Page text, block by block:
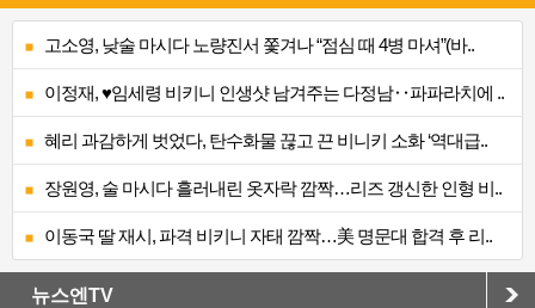
고소영, 낮술 마시다 노량진서 쫓겨나 “점심 때 4병 마셔”(바..
이정재, ♥임세령 비키니 인생샷 남겨주는 다정남‥파파라치에 ..
혜리 과감하게 벗었다, 탄수화물 끊고 끈 비니키 소화 ‘역대급..
장원영, 술 마시다 흘러내린 옷자락 깜짝…리즈 갱신한 인형 비..
이동국 딸 재시, 파격 비키니 자태 깜짝…美 명문대 합격 후 리..
뉴스엔TV